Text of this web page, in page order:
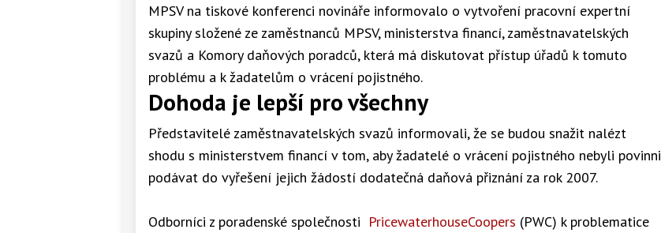
MPSV na tiskové konferenci novináře informovalo o vytvoření pracovní expertní
skupiny složené ze zaměstnanců MPSV, ministerstva financí, zaměstnavatelských
svazů a Komory daňových poradců, která má diskutovat přístup úřadů k tomuto
problému a k žadatelům o vrácení pojistného.
Dohoda je lepší pro všechny
Představitelé zaměstnavatelských svazů informovali, že se budou snažit nalézt
shodu s ministerstvem financí v tom, aby žadatelé o vrácení pojistného nebyli povinni
podávat do vyřešení jejich žádostí dodatečná daňová přiznání za rok 2007.
Odborníci z poradenské společnosti PricewaterhouseCoopers (PWC) k problematice